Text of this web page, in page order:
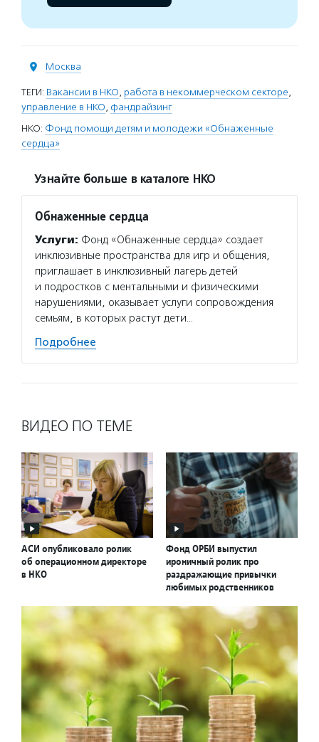
Москва
ТЕГИ: Вакансии в НКО, работа в некоммерческом секторе,
управление в НКО, фандрайзинг
НКО: Фонд помощи детям и молодежи «Обнаженные
сердца»
Узнайте больше в каталоге НКО
Обнаженные сердца
Услуги: Фонд «Обнаженные сердца» создает
инклюзивные пространства для игр и общения,
приглашает в инклюзивный лагерь детей
и подростков с ментальными и физическими
нарушениями, оказывает услуги сопровождения
семьям, в которых растут дети…
Подробнее
ВИДЕО ПО ТЕМЕ
АСИ опубликовало ролик
об операционном директоре
в НКО
Фонд ОРБИ выпустил
ироничный ролик про
раздражающие привычки
любимых родственников